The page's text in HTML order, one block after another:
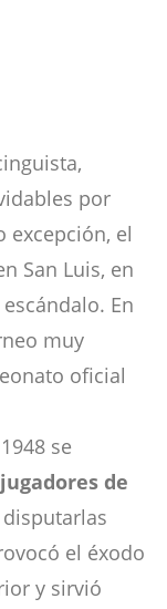
por
excepción, el
San Luis, en
En
muy
oficial
se
de
el éxodo
y sirvió